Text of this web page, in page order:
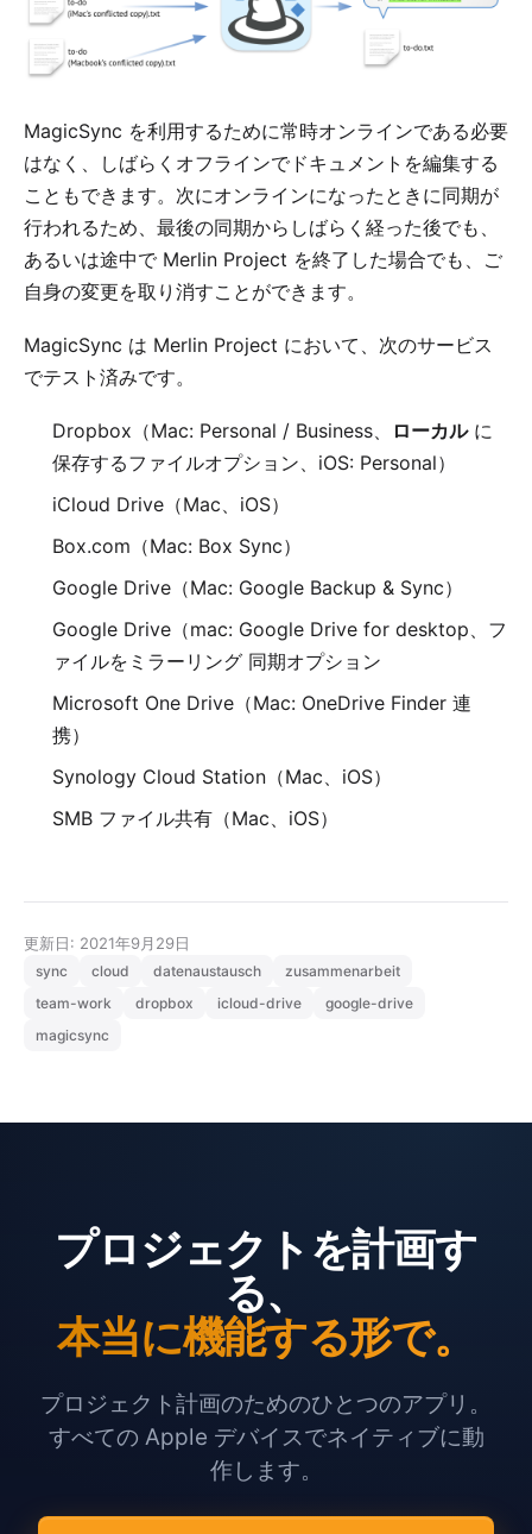
MagicSync を利用するために常時オンラインである必要
はなく、しばらくオフラインでドキュメントを編集する
こともできます。次にオンラインになったときに同期が
行われるため、最後の同期からしばらく経った後でも、
あるいは途中で Merlin Project を終了した場合でも、ご
自身の変更を取り消すことができます。
MagicSync は Merlin Project において、次のサービス
でテスト済みです。
Dropbox （Mac: Personal / Business、 ローカルに
保存するファイルオプション、iOS: Personal）
iCloud Drive （Mac、iOS）
Box.com （Mac: Box Sync）
Google Drive （Mac: Google Backup & Sync）
Google Drive （mac: Google Drive for desktop、 フ
ァイルをミラーリング 同期オプション
Microsoft One Drive （Mac: OneDrive Finder 連
携）
Synology Cloud Station （Mac、iOS）
SMB ファイル共有（Mac iOS）
更新日: 2021年9月29日
sync cloud datenaustausch
zusammenarbeit
team-work
dropbox icloud-drive
google-drive
magicsync
プロジェクトを計画す
る、
本当に機能する形で。
プロジェクト計画のためのひとつのアプリ。
すべての Apple デバイスでネイティブに動
作します。